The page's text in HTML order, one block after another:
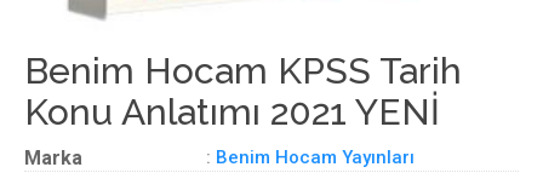
Benim Hocam KPSS Tarih
Konu Anlatımı 2021 YENİ
Marka : Benim Hocam Yayınları